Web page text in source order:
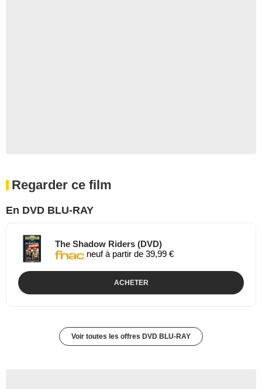
Regarder ce film
En DVD BLU-RAY
The Shadow Riders (DVD)
neuf à partir de 39,99 €
ACHETER
Voir toutes les offres DVD BLU-RAY